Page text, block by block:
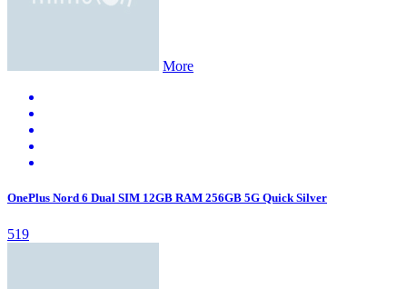
More
OnePlus Nord 6 Dual SIM 12GB RAM 256GB 5G Quick Silver
519